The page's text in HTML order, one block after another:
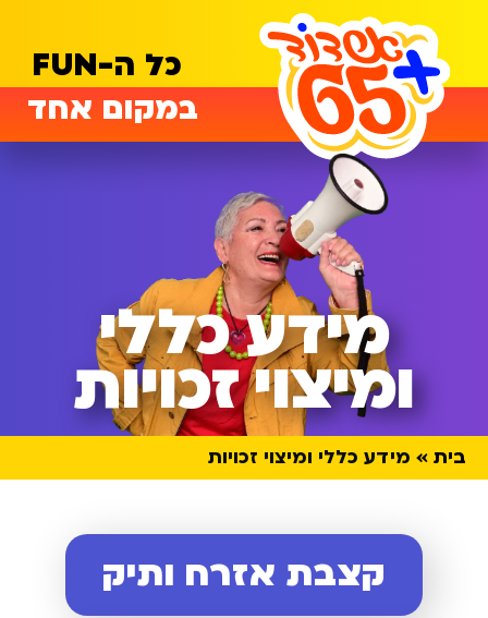
כל ה-FUN
במקום אחד
מידע כללי
ומיצוי זכויות
בית מידע כללי ומיצוי זכויות
קצבת אזרח ותיק